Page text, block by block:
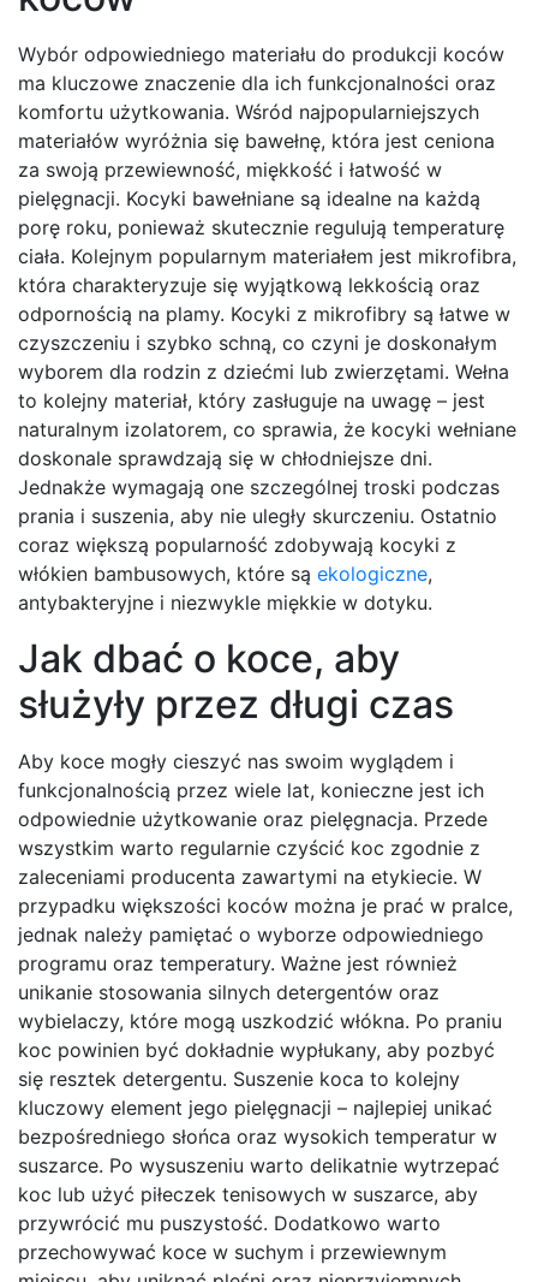
Wybór odpowiedniego materiału do produkcji koców
ma kluczowe znaczenie dla ich funkcjonalności oraz
komfortu użytkowania. Wśród najpopularniejszych
materiałów wyróżnia się bawełnę, która jest ceniona
za swoją przewiewność, miękkość i łatwość w
pielęgnacji. Kocyki bawełniane są idealne na każdą
porę roku, ponieważ skutecznie regulują temperaturę
ciała. Kolejnym popularnym materiałem jest mikrofibra,
która charakteryzuje się wyjątkową lekkością oraz
odpornością na plamy. Kocyki z mikrofibry są łatwe w
czyszczeniu i szybko schną, co czyni je doskonałym
wyborem dla rodzin z dziećmi lub zwierzętami. Wełna
to kolejny materiał, który zasługuje na uwagę – jest
naturalnym izolatorem, co sprawia, że kocyki wełniane
doskonale sprawdzają się w chłodniejsze dni.
Jednakże wymagają one szczególnej troski podczas
prania i suszenia, aby nie uległy skurczeniu. Ostatnio
coraz większą popularność zdobywają kocyki z
włókien bambusowych, które są ekologiczne,
antybakteryjne i niezwykle miękkie w dotyku.
Jak dbać o koce, aby
służyły przez długi czas
Aby koce mogły cieszyć nas swoim wyglądem i
funkcjonalnością przez wiele lat, konieczne jest ich
odpowiednie użytkowanie oraz pielęgnacja. Przede
wszystkim warto regularnie czyścić koc zgodnie z
zaleceniami producenta zawartymi na etykiecie. W
przypadku większości koców można je prać w pralce,
jednak należy pamiętać o wyborze odpowiedniego
programu oraz temperatury. Ważne jest również
unikanie stosowania silnych detergentów oraz
wybielaczy, które mogą uszkodzić włókna. Po praniu
koc powinien być dokładnie wypłukany, aby pozbyć
się resztek detergentu. Suszenie koca to kolejny
kluczowy element jego pielęgnacji – najlepiej unikać
bezpośredniego słońca oraz wysokich temperatur w
suszarce. Po wysuszeniu warto delikatnie wytrzepać
koc lub użyć piłeczek tenisowych w suszarce, aby
przywrócić mu puszystość. Dodatkowo warto
przechowywać koce w suchym i przewiewnym